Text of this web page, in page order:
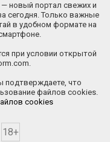
— новый портал свежих и
сегодня. Только важные
в удобном формате на
при условии открытой
подтверждаете, что
файлов cookies.
cookies
18+